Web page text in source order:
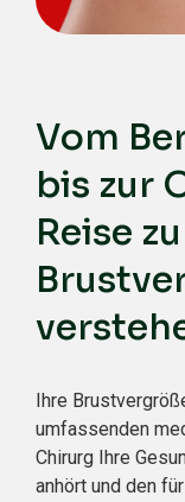
Vom
bis zur
Reise
Ihre
umfassenden
Chirurg Ihre
anhört und den